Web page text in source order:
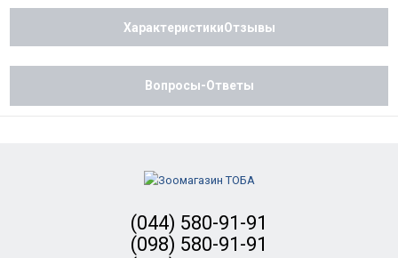
ХарактеристикиОтзывы
Вопросы-Ответы
(044) 580-91-91
(098) 580-91-91